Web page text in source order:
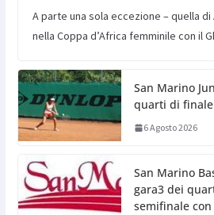
A parte una sola eccezione – quella
nella Coppa d’Africa femminile con il
San Marino
quarti di finale
6 Agosto 2026
San Marino
gara3 dei
semifinale con